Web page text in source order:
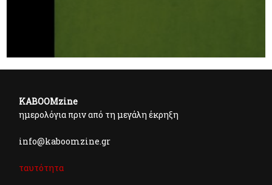
KABOOMzine
ημερολόγια πριν από τη μεγάλη έκρηξη
info@kaboomzine.gr
ταυτότητα